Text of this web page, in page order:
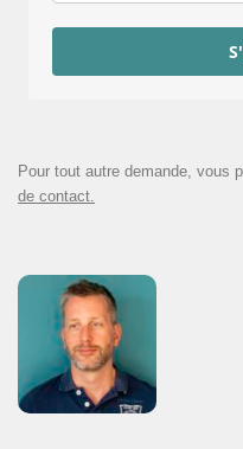
Pour tout autre demande, vous
de contact.